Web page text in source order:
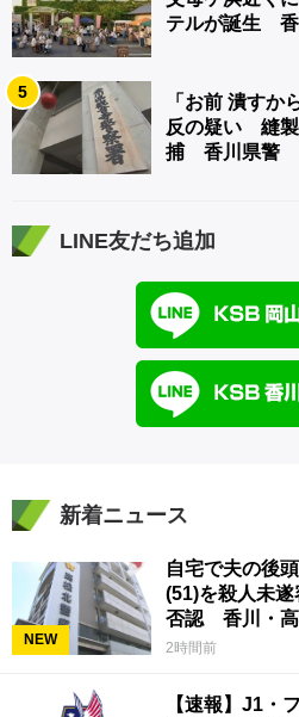
テルが誕生 香
5
「お前 潰すか
反の疑い 縫製
捕 香川県警
LINE友だち追加
新着ニュース
NEW
自宅で夫の後
(51)を殺人未
否認 香川・
2時間前
【速報】J1・